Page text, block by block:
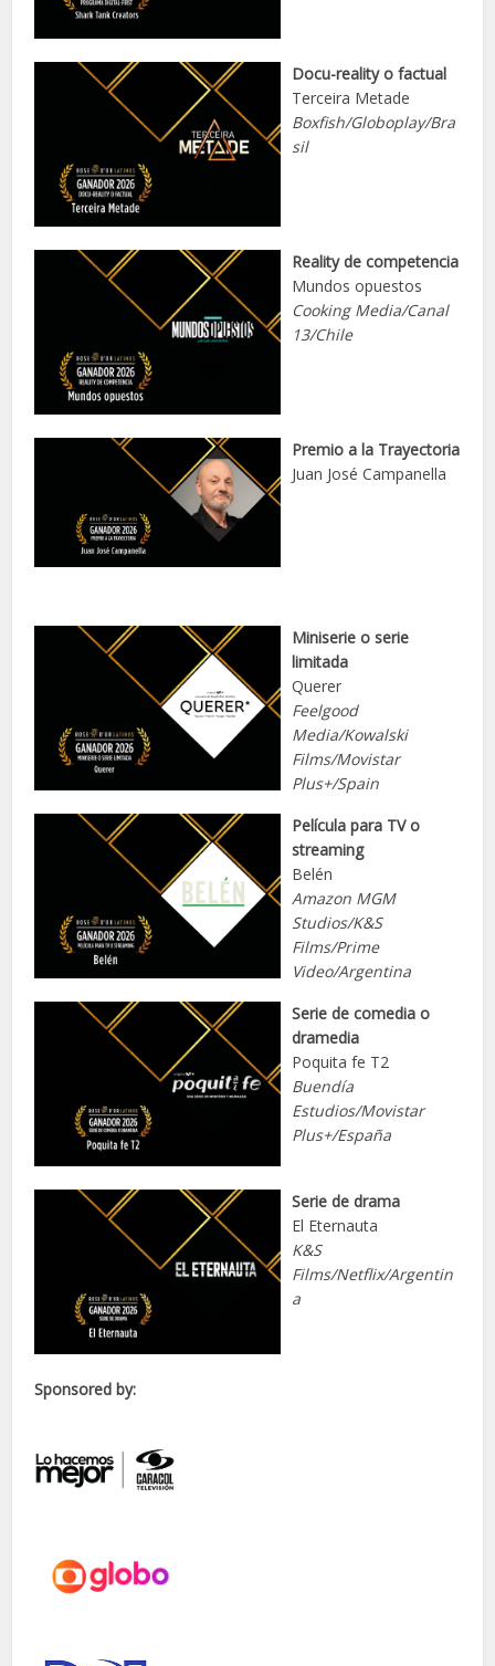
Docu-reality o factual
Terceira Metade
Boxfish/Globoplay/Bra
sil
Reality de competencia
Mundos opuestos
Cooking Media/Canal
13/Chile
Premio a la Trayectoria
Juan José Campanella
Miniserie o serie
limitada
Querer
Feelgood
Media/Kowalski
Films/Movistar
Plus+/Spain
Película para TV o
streaming
Belén
Amazon MGM
Studios/K&S
Films/Prime
Video/Argentina
Serie de comedia o
dramedia
Poquita fe T2
Buendía
Estudios/Movistar
Plus+/España
Serie de drama
El Eternauta
K&S
Films/Netflix/Argentin
a
Sponsored by: